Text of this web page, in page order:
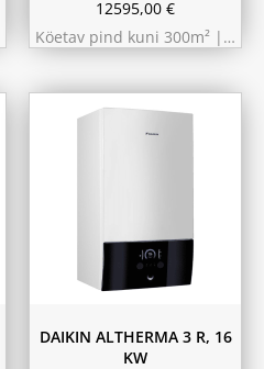
12595,00 €
Köetav pind kuni 300m² |…
DAIKIN ALTHERMA 3 R, 16
KW